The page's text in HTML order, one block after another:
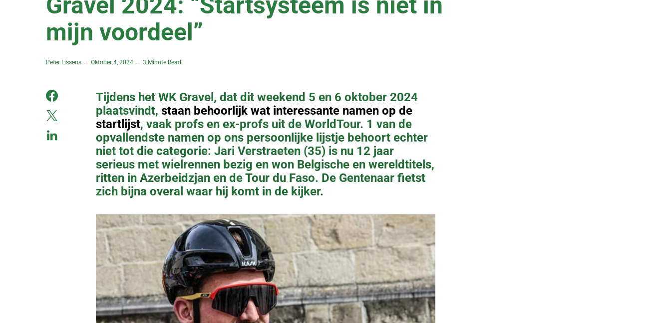
mijn voordeel”
Peter Lissens Oktober 4, 2024 3 Minute Read
Tijdens het WK Gravel, dat dit weekend 5 en 6 oktober 2024
plaatsvindt, staan behoorlijk wat interessante namen op de
startlijst, vaak profs en ex-profs uit de WorldTour. 1 van de
opvallendste namen op ons persoonlijke lijstje behoort echter
niet tot die categorie: Jari Verstraeten (35) is nu 12 jaar
serieus met wielrennen bezig en won Belgische en wereldtitels,
ritten in Azerbeidzjan en de Tour du Faso. De Gentenaar fietst
zich bijna overal waar hij komt in de kijker.